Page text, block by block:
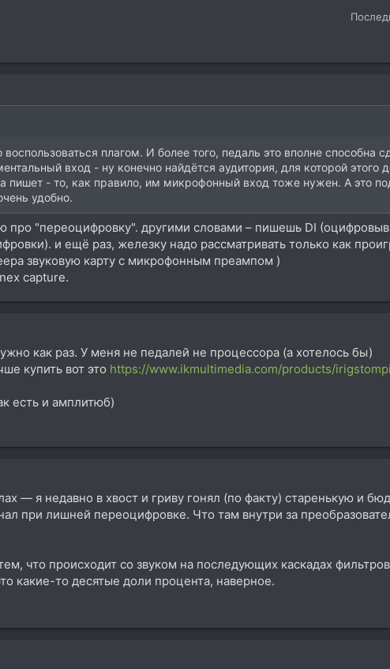
плагом. И более того, педаль это вполне способна
вход - ну конечно найдётся аудитория, для которой этого
пишет - то, как правило, им микрофонный вход тоже нужен. А это
удобно.
про "переоцифровку". другими словами – пишешь DI
и ещё раз, железку надо рассматривать только как
звуковую карту с микрофонным преампом )
capture.
как раз. У меня не педалей не процессора (а хотелось бы)
купить вот это https://www.ikmultimedia.com/products/
есть и амплитюб)
— я недавно в хвост и гриву гонял (по факту) старенькую и
при лишней переоцифровке. Что там внутри за
что происходит со звуком на последующих каскадах
какие-то десятые доли процента, наверное.